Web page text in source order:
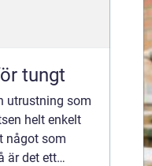
tungt
utrustning som
helt enkelt
något som
är det ett